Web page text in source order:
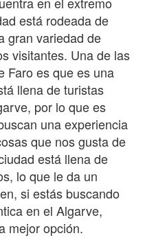
está rodeada de
gran variedad de
visitantes. Una de las
Faro es que es una
llena de turistas
por lo que es
una experiencia
que nos gusta de
está llena de
lo que le da un
si estás buscando
en el Algarve,
mejor opción.